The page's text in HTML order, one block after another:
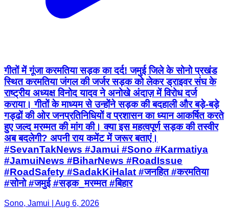
गीतों में गूंजा करमतिया सड़क का दर्द! जमुई जिले के सोनो प्रखंड
स्थित करमतिया जंगल की जर्जर सड़क को लेकर ड्राइवर संघ के
राष्ट्रीय अध्यक्ष विनोद यादव ने अनोखे अंदाज़ में विरोध दर्ज
कराया। गीतों के माध्यम से उन्होंने सड़क की बदहाली और बड़े-बड़े
गड्ढों की ओर जनप्रतिनिधियों व प्रशासन का ध्यान आकर्षित करते
हुए जल्द मरम्मत की मांग की। क्या इस महत्वपूर्ण सड़क की तस्वीर
अब बदलेगी? अपनी राय कमेंट में जरूर बताएं।
#SevanTakNews #Jamui #Sono #Karmatiya
#JamuiNews #BiharNews #RoadIssue
#RoadSafety #SadakKiHalat #जनहित #करमतिया
#सोनो #जमुई #सड़क_मरम्मत #बिहार
Sono, Jamui | Aug 6, 2026